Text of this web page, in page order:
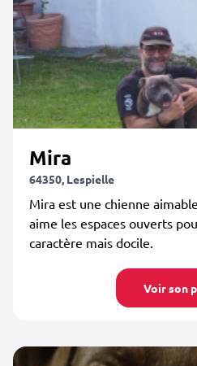
Mira
64350, Lespielle
Mira est une chienne
aime les espaces ouverts
caractère mais docile.
Voir son